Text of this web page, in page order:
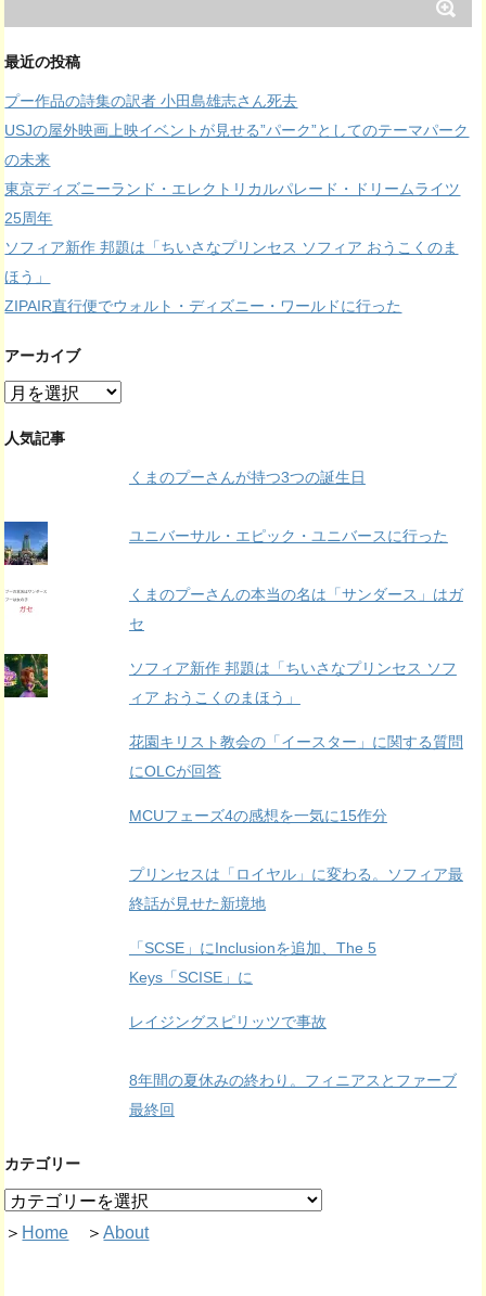
最近の投稿
プー作品の詩集の訳者 小田島雄志さん死去
USJの屋外映画上映イベントが見せる”パーク”としてのテーマパーク
の未来
東京ディズニーランド・エレクトリカルパレード・ドリームライツ
25周年
ソフィア新作 邦題は「ちいさなプリンセス ソフィア おうこくのま
ほう」
ZIPAIR直行便でウォルト・ディズニー・ワールドに行った
アーカイブ
ア
カ
人気記事
くまのプーさんが持つ3つの誕生日
ユニバーサル・エピック・ユニバースに行った
くまのプーさんの本当の名は「サンダース」はガ
セ
ソフィア新作 邦題は「ちいさなプリンセス ソフ
ィア おうこくのまほう」
花園キリスト教会の「イースター」に関する質問
にOLCが回答
MCUフェーズ4の感想を一気に15作分
プリンセスは「ロイヤル」に変わる。ソフィア最
終話が見せた新境地
「SCSE」にInclusionを追加、The 5
Keys「SCISE」に
レイジングスピリッツで事故
8年間の夏休みの終わり。フィニアスとファーブ
最終回
カテゴリー
＞ Home ＞About